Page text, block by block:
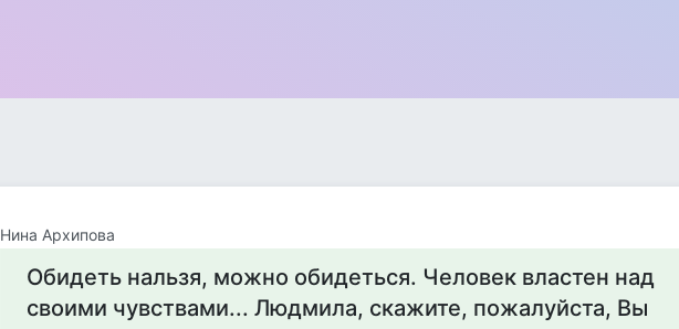
Нина Архипова
Обидеть нальзя, можно обидеться. Человек властен над
своими чувствами... Людмила, скажите, пожалуйста, Вы